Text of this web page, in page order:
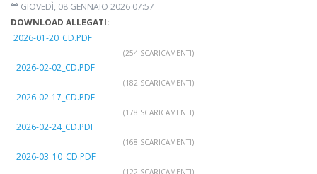
GIOVEDÌ, 08 GENNAIO 2026 07:57
DOWNLOAD ALLEGATI:
2026-01-20_CD.PDF
(254 SCARICAMENTI)
2026-02-02_CD.PDF
(182 SCARICAMENTI)
2026-02-17_CD.PDF
(178 SCARICAMENTI)
2026-02-24_CD.PDF
(168 SCARICAMENTI)
2026-03_10_CD.PDF
(122 SCARICAMENTI)